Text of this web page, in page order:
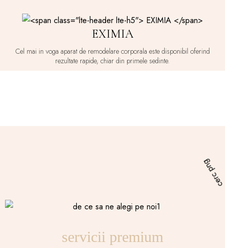
EXIMIA
Cel mai in voga aparat de remodelare corporala este disponibil oferind
rezultate rapide, chiar din primele sedinte.
servicii premium